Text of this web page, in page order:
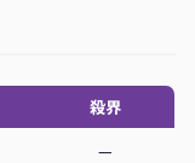
殺界
—